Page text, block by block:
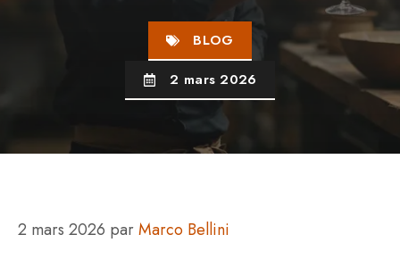
BLOG
2 mars 2026
2 mars 2026 parMarco Bellini